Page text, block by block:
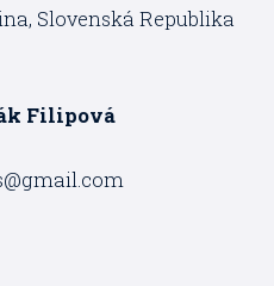
Slovenská Republika
Filipová